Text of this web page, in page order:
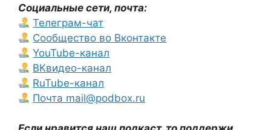
Социальные сети, почта:
Телеграм-чат
Сообщество во Вконтакте
YouTube-канал
ВКвидео-канал
RuTube-канал
Почта mail@podbox.ru